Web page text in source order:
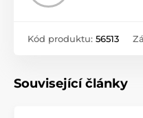
Kód produktu: 56513
Související články